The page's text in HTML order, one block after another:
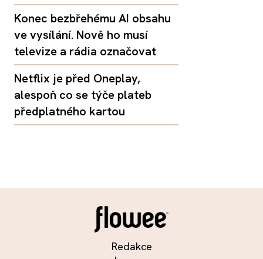
Konec bezbřehému AI obsahu
ve vysílání. Nově ho musí
televize a rádia označovat
Netflix je před Oneplay,
alespoň co se týče plateb
předplatného kartou
Redakce